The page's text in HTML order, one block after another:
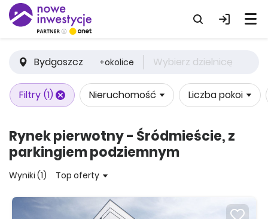
Bydgoszcz +okolice Wybierz dzielnicę
Filtry (1) Nieruchomość Liczba pokoi
Rynek pierwotny - Śródmieście, z
parkingiem podziemnym
Wyniki (1) Top oferty